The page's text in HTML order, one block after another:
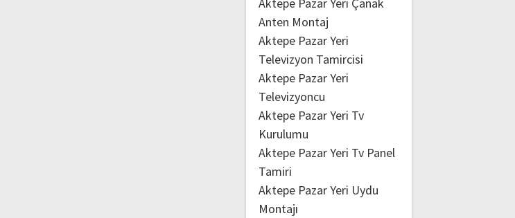
Anten Montaj
Aktepe Pazar Yeri
Televizyon Tamircisi
Aktepe Pazar Yeri
Televizyoncu
Aktepe Pazar Yeri Tv
Kurulumu
Aktepe Pazar Yeri Tv Panel
Tamiri
Aktepe Pazar Yeri Uydu
Montajı